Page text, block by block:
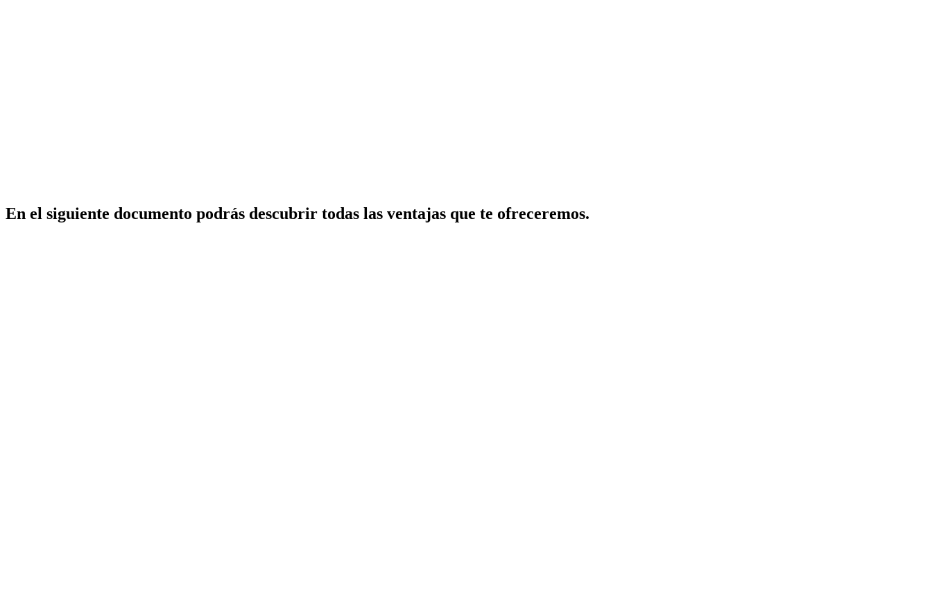
En el siguiente documento podrás descubrir todas las ventajas que te ofreceremos.